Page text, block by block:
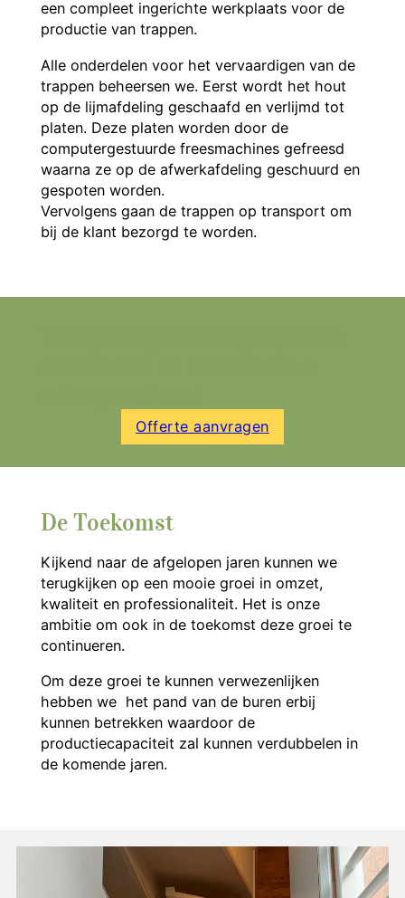
een compleet ingerichte werkplaats voor de
productie van trappen.
Alle onderdelen voor het vervaardigen van de
trappen beheersen we. Eerst wordt het hout
op de lijmafdeling geschaafd en verlijmd tot
platen. Deze platen worden door de
computergestuurde freesmachines gefreesd
waarna ze op de afwerkafdeling geschuurd en
gespoten worden.
Vervolgens gaan de trappen op transport om
bij de klant bezorgd te worden.
Offerte aanvragen
De Toekomst
Kijkend naar de afgelopen jaren kunnen we
terugkijken op een mooie groei in omzet,
kwaliteit en professionaliteit. Het is onze
ambitie om ook in de toekomst deze groei te
continueren.
Om deze groei te kunnen verwezenlijken
hebben we het pand van de buren erbij
kunnen betrekken waardoor de
productiecapaciteit zal kunnen verdubbelen in
de komende jaren.